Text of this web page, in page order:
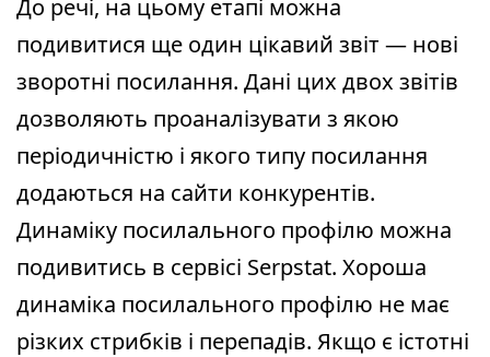
До речі, на цьому етапі можна
подивитися ще один цікавий звіт — нові
зворотні посилання. Дані цих двох звітів
дозволяють проаналізувати з якою
періодичністю і якого типу посилання
додаються на сайти конкурентів.
Динаміку посилального профілю можна
подивитись в сервісі Serpstat. Хороша
динаміка посилального профілю не має
різких стрибків і перепадів. Якщо є істотні